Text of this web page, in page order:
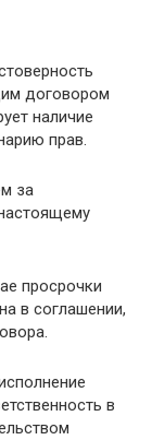
договором
наличие
прав.
за
просрочки
в соглашении,
в